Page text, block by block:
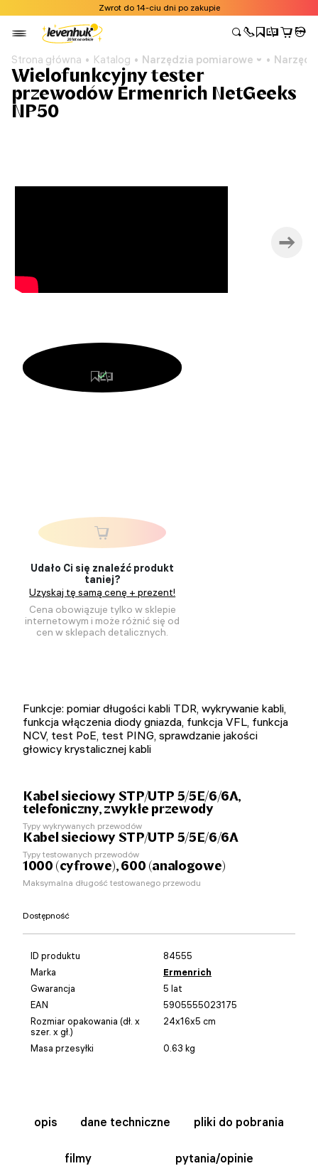
Zwrot do 14-ciu dni po zakupie
Strona główna Katalog Narzędzia pomiarowe
Wielofunkcyjny tester
przewodów Ermenrich NetGeeks
NP50
Udało Ci się znaleźć produkt
taniej?
Uzyskaj tę samą cenę + prezent!
Cena obowiązuje tylko w sklepie
internetowym i może różnić się od
cen w sklepach detalicznych.
Funkcje: pomiar długości kabli TDR, wykrywanie kabli,
funkcja włączenia diody gniazda, funkcja VFL, funkcja
NCV, test PoE, test PING, sprawdzanie jakości
głowicy krystalicznej kabli
Kabel sieciowy STP/UTP 5/5E/6/6A,
telefoniczny, zwykłe przewody
Typy wykrywanych przewodów
Kabel sieciowy STP/UTP 5/5E/6/6A
Typy testowanych przewodów
1000 (cyfrowe), 600 (analogowe)
Maksymalna długość testowanego przewodu
Dostępność
ID produktu
84555
Marka
Ermenrich
Gwarancja
5 lat
EAN
5905555023175
Rozmiar opakowania (dł. x
szer. x gł.)
24x16x5 cm
Masa przesyłki 0.63 kg
opis dane techniczne pliki do pobrania
filmy pytania/opinie